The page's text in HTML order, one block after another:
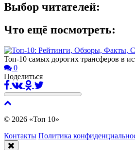
Выбор читателей:
Что ещё посмотреть:
Топ-10 самых дорогих трансферов в
0
Поделиться
© 2026 «Топ 10»
Контакты Политика